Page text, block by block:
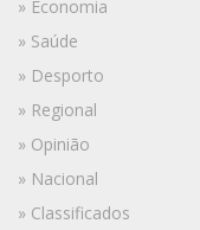
» Economia
» Saúde
» Desporto
» Regional
» Opinião
» Nacional
» Classificados